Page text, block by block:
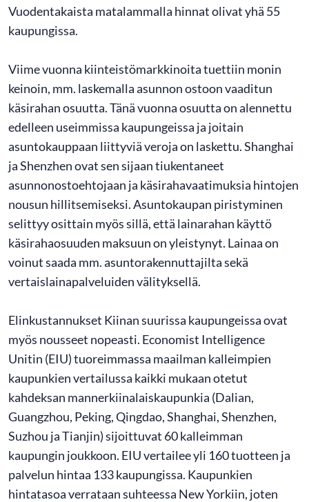
Vuodentakaista matalammalla hinnat olivat yhä 55
kaupungissa.
Viime vuonna kiinteistömarkkinoita tuettiin monin
keinoin, mm. laskemalla asunnon ostoon vaaditun
käsirahan osuutta. Tänä vuonna osuutta on alennettu
edelleen useimmissa kaupungeissa ja joitain
asuntokauppaan liittyviä veroja on laskettu. Shanghai
ja Shenzhen ovat sen sijaan tiukentaneet
asunnonostoehtojaan ja käsirahavaatimuksia hintojen
nousun hillitsemiseksi. Asuntokaupan piristyminen
selittyy osittain myös sillä, että lainarahan käyttö
käsirahaosuuden maksuun on yleistynyt. Lainaa on
voinut saada mm. asuntorakennuttajilta sekä
vertaislainapalveluiden välityksellä.
Elinkustannukset Kiinan suurissa kaupungeissa ovat
myös nousseet nopeasti. Economist Intelligence
Unitin (EIU) tuoreimmassa maailman kalleimpien
kaupunkien vertailussa kaikki mukaan otetut
kahdeksan mannerkiinalaiskaupunkia (Dalian,
Guangzhou, Peking, Qingdao, Shanghai, Shenzhen,
Suzhou ja Tianjin) sijoittuvat 60 kalleimman
kaupungin joukkoon. EIU vertailee yli 160 tuotteen ja
palvelun hintaa 133 kaupungissa. Kaupunkien
hintatasoa verrataan suhteessa New Yorkiin, joten